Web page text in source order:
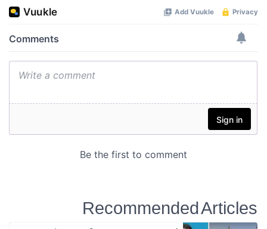
Recommended Articles